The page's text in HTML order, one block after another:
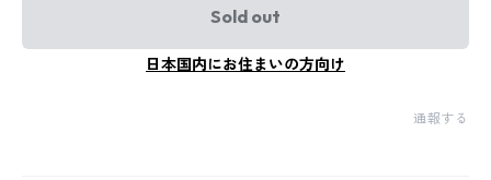
Sold out
日本国内にお住まいの方向け
通報する